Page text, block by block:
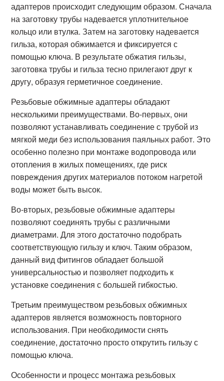
адаптеров происходит следующим образом. Сначала
на заготовку трубы надевается уплотнительное
кольцо или втулка. Затем на заготовку надевается
гильза, которая обжимается и фиксируется с
помощью ключа. В результате обжатия гильзы,
заготовка трубы и гильза тесно прилегают друг к
другу, образуя герметичное соединение.
Резьбовые обжимные адаптеры обладают
несколькими преимуществами. Во-первых, они
позволяют устанавливать соединение с трубой из
мягкой меди без использования паяльных работ. Это
особенно полезно при монтаже водопровода или
отопления в жилых помещениях, где риск
повреждения других материалов потоком нагретой
воды может быть высок.
Во-вторых, резьбовые обжимные адаптеры
позволяют соединять трубы с различными
диаметрами. Для этого достаточно подобрать
соответствующую гильзу и ключ. Таким образом,
данный вид фитингов обладает большой
универсальностью и позволяет подходить к
установке соединения с большей гибкостью.
Третьим преимуществом резьбовых обжимных
адаптеров является возможность повторного
использования. При необходимости снять
соединение, достаточно просто открутить гильзу с
помощью ключа.
Особенности и процесс монтажа резьбовых